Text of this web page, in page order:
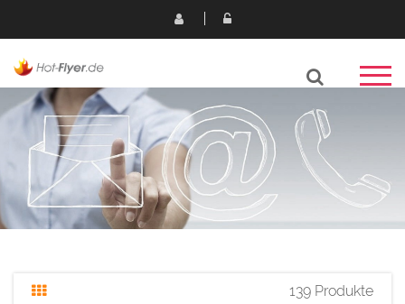
139 Produkte